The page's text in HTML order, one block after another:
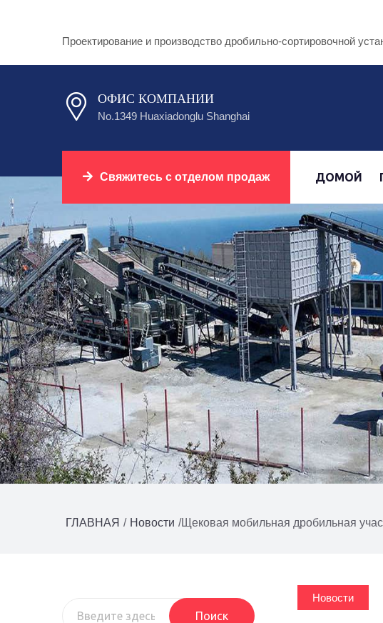
Проектирование и производство дробильно-сортировочной
ОФИС КОМПАНИИ
No.1349 Huaxiadonglu Shanghai
Свяжитесь с отделом продаж ДОМОЙ
ГЛАВНАЯ / Новости /Щековая мобильная дробильная
Поиск
Новости